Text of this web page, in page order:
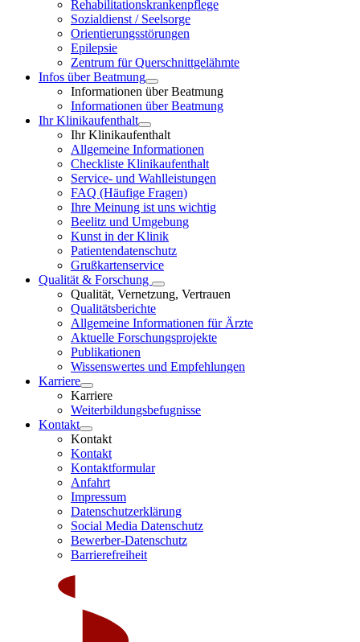
Rehabilitationskrankenpflege
Sozialdienst / Seelsorge
Orientierungsstörungen
Epilepsie
Zentrum für Querschnittgelähmte
Infos über Beatmung
Informationen über Beatmung
Informationen über Beatmung
Ihr Klinikaufenthalt
Ihr Klinikaufenthalt
Allgemeine Informationen
Checkliste Klinikaufenthalt
Service- und Wahlleistungen
FAQ (Häufige Fragen)
Ihre Meinung ist uns wichtig
Beelitz und Umgebung
Kunst in der Klinik
Patientendatenschutz
Grußkartenservice
Qualität & Forschung
Qualität, Vernetzung, Vertrauen
Qualitätsberichte
Allgemeine Informationen für Ärzte
Aktuelle Forschungsprojekte
Publikationen
Wissenswertes und Empfehlungen
Karriere
Karriere
Weiterbildungsbefugnisse
Kontakt
Kontakt
Kontakt
Kontaktformular
Anfahrt
Impressum
Datenschutzerklärung
Social Media Datenschutz
Bewerber-Datenschutz
Barrierefreiheit